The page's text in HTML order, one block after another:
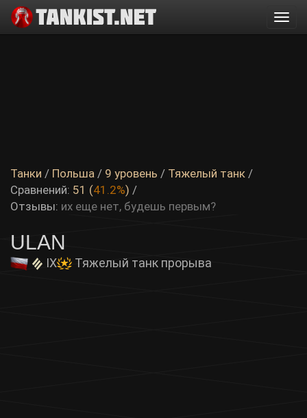
Танки / Польша / 9 уровень / Тяжелый танк /
Сравнений: 51 (41.2%) /
Отзывы: их еще нет, будешь первым?
ULAN
IX Тяжелый танк прорыва